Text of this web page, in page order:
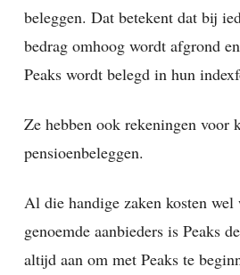
beleggen. Dat betekent dat bij
bedrag omhoog wordt afgrond
Peaks wordt belegd in hun
Ze hebben ook rekeningen voor
pensioenbeleggen.
Al die handige zaken kosten wel
genoemde aanbieders is Peaks
altijd aan om met Peaks te